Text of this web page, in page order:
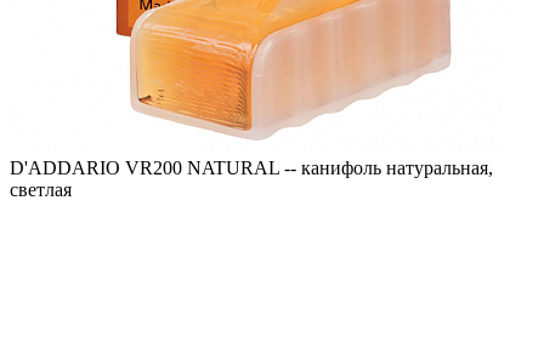
D'ADDARIO VR200 NATURAL -- канифоль натуральная,
светлая